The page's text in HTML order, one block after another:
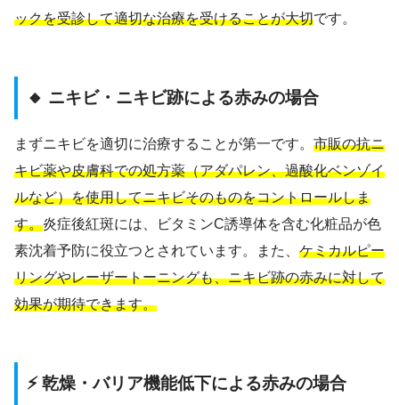
ックを受診して適切な治療を受けることが大切です。
🔸 ニキビ・ニキビ跡による赤みの場合
まずニキビを適切に治療することが第一です。 市販の抗ニ
キビ薬や皮膚科での処方薬（アダパレン、過酸化ベンゾイ
ルなど）を使用してニキビそのものをコントロールしま
す。炎症後紅斑には、ビタミンC誘導体を含む化粧品が色
素沈着予防に役立つとされています。また、 ケミカルピー
リングやレーザートーニングも、ニキビ跡の赤みに対して
効果が期待できます。
⚡ 乾燥・バリア機能低下による赤みの場合